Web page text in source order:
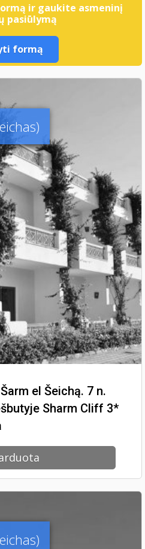
ir gaukite asmeninį
pasiūlymą
formą
el Šeichą. 7 n.
Sharm Cliff 3*